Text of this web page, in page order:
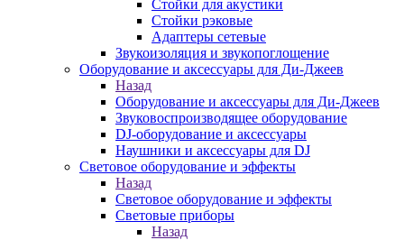
Стойки для акустики
Стойки рэковые
Адаптеры сетевые
Звукоизоляция и звукопоглощение
Оборудование и аксессуары для Ди-Джеев
Назад
Оборудование и аксессуары для Ди-Джеев
Звуковоспроизводящее оборудование
DJ-оборудование и аксессуары
Наушники и аксессуары для DJ
Световое оборудование и эффекты
Назад
Световое оборудование и эффекты
Световые приборы
Назад